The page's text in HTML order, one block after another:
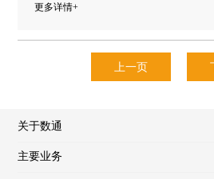
更多详情+
上一页
关于数通
主要业务